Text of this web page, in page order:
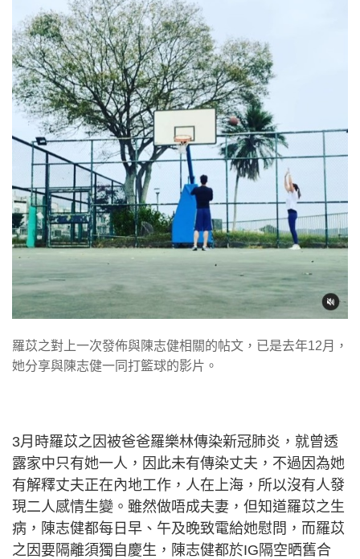
羅苡之對上一次發佈與陳志健相關的帖文，已是去年12月，
她分享與陳志健一同打籃球的影片。
3月時羅苡之因被爸爸羅樂林傳染新冠肺炎，就曾透
露家中只有她一人，因此未有傳染丈夫，不過因為她
有解釋丈夫正在內地工作，人在上海，所以沒有人發
現二人感情生變。雖然做唔成夫妻，但知道羅苡之生
病，陳志健都每日早、午及晚致電給她慰問，而羅苡
之因要隔離須獨自慶生，陳志健都於IG隔空晒舊合